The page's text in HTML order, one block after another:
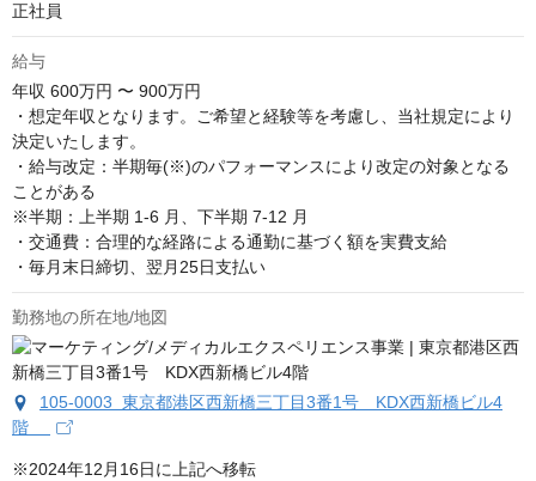
正社員
給与
年収 600万円 〜 900万円
・想定年収となります。ご希望と経験等を考慮し、当社規定により
決定いたします。
・給与改定：半期毎(※)のパフォーマンスにより改定の対象となる
ことがある
※半期：上半期 1-6 月、下半期 7-12 月
・交通費：合理的な経路による通勤に基づく額を実費支給
・毎月末日締切、翌月25日支払い
勤務地の所在地/地図
105-0003 東京都港区西新橋三丁目3番1号 KDX西新橋ビル4
階
※2024年12月16日に上記へ移転